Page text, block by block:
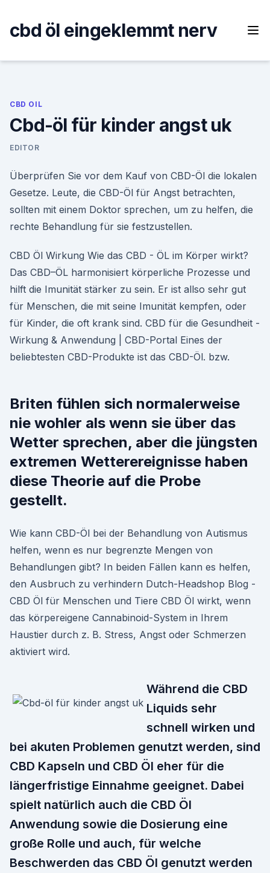
content
cbd öl eingeklemmt nerv
CBD OIL
Cbd-öl für kinder angst uk
EDITOR
Überprüfen Sie vor dem Kauf von CBD-Öl die lokalen
Gesetze. Leute, die CBD-Öl für Angst betrachten,
sollten mit einem Doktor sprechen, um zu helfen, die
rechte Behandlung für sie festzustellen.
CBD Öl Wirkung Wie das CBD - ÖL im Körper wirkt?
Das CBD–ÖL harmonisiert körperliche Prozesse und
hilft die Imunität stärker zu sein. Er ist allso sehr gut
für Menschen, die mit seine Imunität kempfen, oder
für Kinder, die oft krank sind. CBD für die Gesundheit -
Wirkung & Anwendung | CBD-Portal Eines der
beliebtesten CBD-Produkte ist das CBD-Öl. bzw.
Briten fühlen sich normalerweise
nie wohler als wenn sie über das
Wetter sprechen, aber die jüngsten
extremen Wetterereignisse haben
diese Theorie auf die Probe
gestellt.
Wie kann CBD-Öl bei der Behandlung von Autismus
helfen, wenn es nur begrenzte Mengen von
Behandlungen gibt? In beiden Fällen kann es helfen,
den Ausbruch zu verhindern Dutch-Headshop Blog -
CBD Öl für Menschen und Tiere CBD Öl wirkt, wenn
das körpereigene Cannabinoid-System in Ihrem
Haustier durch z. B. Stress, Angst oder Schmerzen
aktiviert wird.
Während die CBD
Liquids sehr
schnell wirken und
bei akuten Problemen genutzt werden, sind
CBD Kapseln und CBD Öl eher für die
längerfristige Einnahme geeignet. Dabei
spielt natürlich auch die CBD Öl
Anwendung sowie die Dosierung eine
große Rolle und auch, für welche
Beschwerden das CBD Öl genutzt werden